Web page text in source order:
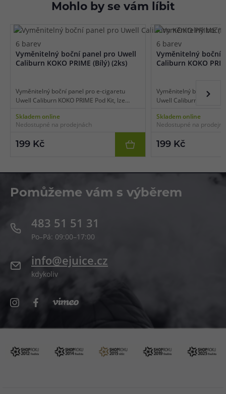
Mohlo by se vám líbit
6 barev
Vyměnitelný boční panel pro Uwell
Caliburn KOKO PRIME (Bílý) (2ks)
Vyměnitelný boční panel pro e-cigaretu
Uwell Caliburn KOKO PRIME Pod Kit, lze
e-cigarety, nebo jako náhradní panel v
případě ztráty, či poškození stávajícího
Skladem online
Nedostupné na prodejnách
199 Kč
6 barev
Vyměnitelný boční
Caliburn KOKO
Vyměnitelný boční
Uwell Caliburn KOKO
e-cigarety, nebo jako
případě ztráty, či
Skladem online
Nedostupné na
199 Kč
Pomůžeme vám s výběrem
483 51 51 31
Po–Pá: 09:00–17:00
info@ejuice.cz
kdykoliv